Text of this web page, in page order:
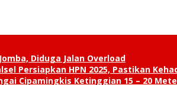
Diduga Jalan Overload
Persiapkan HPN 2025, Pastikan
Cipamingkis Ketinggian 15 – 20